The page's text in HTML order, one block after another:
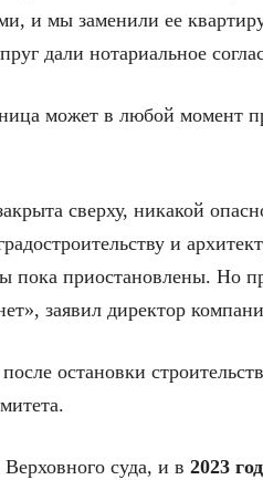
и мы заменили ее
дали нотариальное
может в любой момент
сверху, никакой
и
пока приостановлены. Но
заявил директор
остановки
суда, и в 2023